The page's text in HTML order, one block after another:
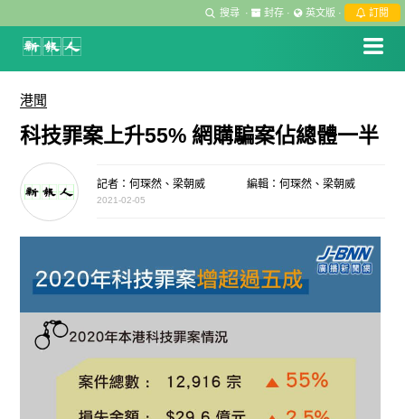
搜尋 · 封存 · 英文版 · 訂閱
港聞
科技罪案上升55% 網購騙案佔總體一半
記者：何琛然、梁朝威 編輯：何琛然、梁朝威
2021-02-05